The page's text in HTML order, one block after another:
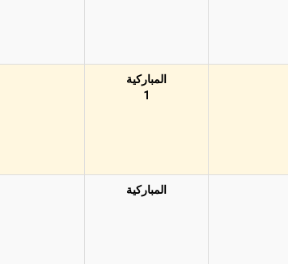
المباركية
1
المباركية